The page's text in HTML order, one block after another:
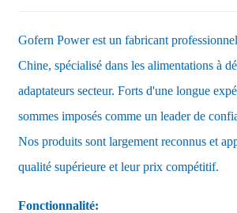
Gofern Power est un fabricant
Chine, spécialisé dans les alimentations à
adaptateurs secteur. Forts d'une longue
sommes imposés comme un leader de
Nos produits sont largement reconnus et
qualité supérieure et leur prix compétitif.
Fonctionnalité: